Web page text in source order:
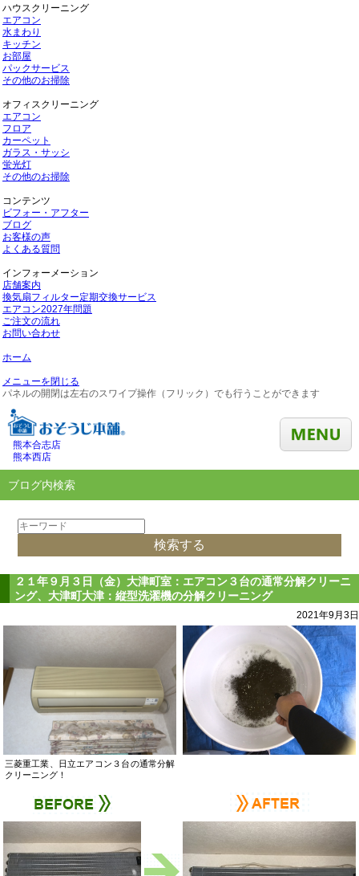
ハウスクリーニング
エアコン
水まわり
キッチン
お部屋
パックサービス
その他のお掃除
オフィスクリーニング
エアコン
フロア
カーペット
ガラス・サッシ
蛍光灯
その他のお掃除
コンテンツ
ビフォー・アフター
ブログ
お客様の声
よくある質問
インフォーメーション
店舗案内
換気扇フィルター定期交換サービス
エアコン2027年問題
ご注文の流れ
お問い合わせ
ホーム
メニューを閉じる
パネルの開閉は左右のスワイプ操作（フリック）でも行うことができます
熊本合志店
熊本西店
ブログ内検索
２１年９月３日（金）大津町室：エアコン３台の通常分解クリーニ
ング、大津町大津：縦型洗濯機の分解クリーニング
2021年9月3日
三菱重工業、日立エアコン３台の通常分解
クリーニング！